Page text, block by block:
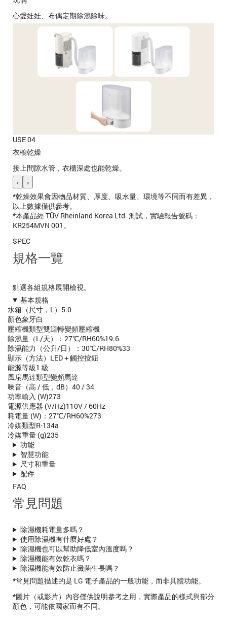
心愛娃娃、布偶定期除濕除味。
USE 04
衣櫥乾燥
接上間隙水管，衣櫃深處也能乾燥。
‹
›
*乾燥效果會因物品材質、厚度、吸水量、環境等不同而有差異，
以上數據僅供參考。
*本產品經 TÜV Rheinland Korea Ltd. 測試，實驗報告號碼：
KR254MVN 001。
SPEC
規格一覽
點選各組規格展開檢視。
基本規格
水箱（尺寸，L） 5.0
顏色象牙白
壓縮機類型雙迴轉變頻壓縮機
除濕量（L/天）：27℃/RH60%19.6
除濕能力（公升/日）：30℃/RH80%33
顯示（方法） LED + 觸控按鈕
能源等級1 級
風扇馬達類型變頻馬達
噪音（高 / 低，dB） 40 / 34
功率輸入 (W)273
電源供應器 (V/Hz)110V / 60Hz
耗電量 (W)：27℃/RH60%273
冷媒類型R-134a
冷媒重量 (g)235
功能
智慧功能
尺寸和重量
配件
FAQ
常見問題
除濕機耗電量多嗎？
使用除濕機有什麼好處？
除濕機也可以幫助降低室內溫度嗎？
除濕機能有效乾衣嗎？
除濕機能有效防止黴菌生長嗎？
*常見問題描述的是 LG 電子產品的一般功能，而非具體功能。
*圖片（或影片）內容僅供說明參考之用，實際產品的樣式與部分
顏色，可能依國家而有不同。